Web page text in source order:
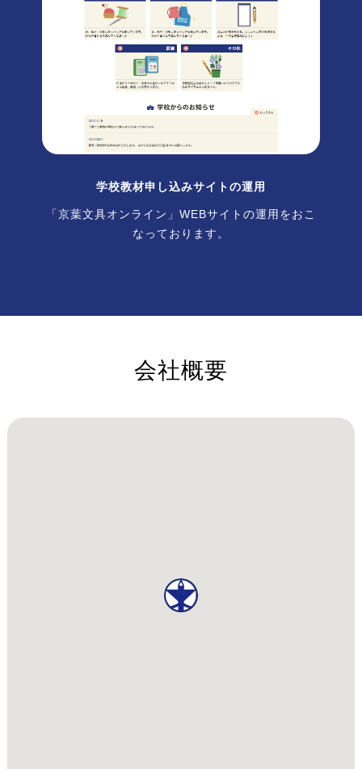
学校教材申し込みサイトの運用
「京葉文具オンライン」WEBサイトの運用をおこ
なっております。
会社概要